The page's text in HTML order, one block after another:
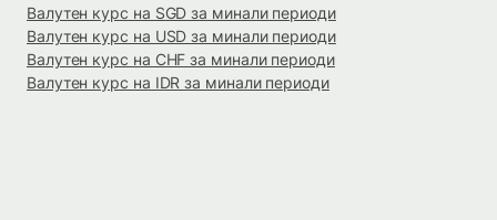
Валутен курс на SGD за минали периоди
Валутен курс на USD за минали периоди
Валутен курс на CHF за минали периоди
Валутен курс на IDR за минали периоди